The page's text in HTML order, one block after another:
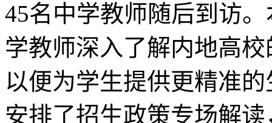
45名中学教师随后到访
学教师深入了解内地高
以便为学生提供更精准
安排了招生政策专场解